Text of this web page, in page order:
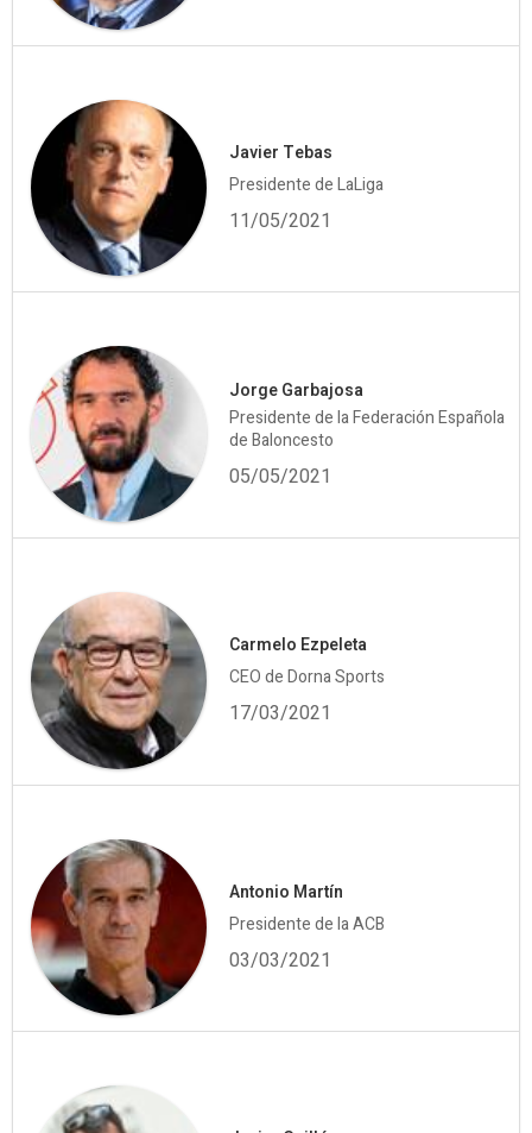
Javier Tebas
Presidente de LaLiga
11/05/2021
Jorge Garbajosa
Presidente de la Federación Española
de Baloncesto
05/05/2021
Carmelo Ezpeleta
CEO de Dorna Sports
17/03/2021
Antonio Martín
Presidente de la ACB
03/03/2021